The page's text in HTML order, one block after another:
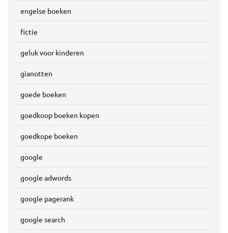
engelse boeken
fictie
geluk voor kinderen
gianotten
goede boeken
goedkoop boeken kopen
goedkope boeken
google
google adwords
google pagerank
google search